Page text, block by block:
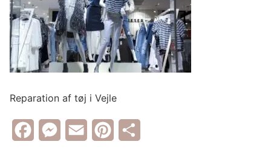
Konfirmationskjoler udsalg
Billige konfirmationskjoler
Jeans priser
Skjorte priser
Nederdel priser
Blazer priser
Kontakt
Parkering
Nyheder
Min konto
Reparation af tøj i Vejle
FacebookMessenger
Email Pinterest